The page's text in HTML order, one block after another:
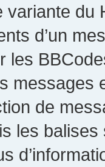
variante du
d’un
les
messages
de
les